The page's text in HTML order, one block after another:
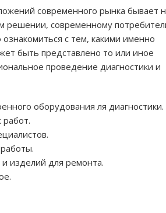
современного рынка бывает
решении, современному
с тем, какими именно
быть представлено то или иное
проведение диагностики и
оборудования ля диагностики.
изделий для ремонта.